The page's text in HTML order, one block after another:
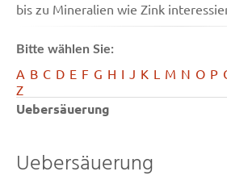
bis zu Mineralien wie Zink
Bitte wählen Sie:
A B C D E F G H I J K L M N O P
Z
Uebersäuerung
Uebersäuerung